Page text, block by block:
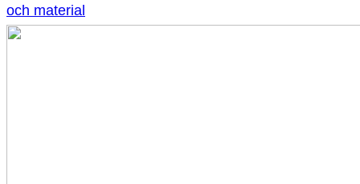
och material